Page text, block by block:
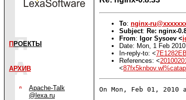
П РОЕКТЫ
АРХИВ
Apache-Talk
@lexa.ru
To: nginx-
Subject: Re: nginx-
From: Igor Sysoev <
Date: Mon, 1 Feb
In-reply-to: <
References: <
<
On Mon, Feb 01, 2010